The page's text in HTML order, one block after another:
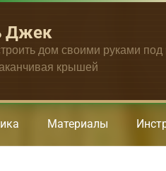
Джек
дом своими руками
крышей
Материалы